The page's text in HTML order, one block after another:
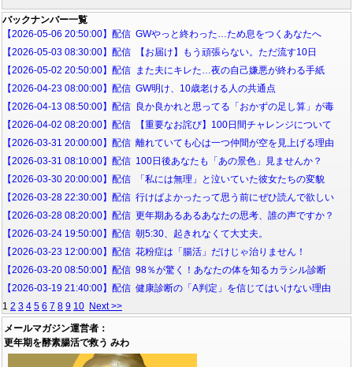
バックナンバー一覧
【2026-05-06 20:50:00】配信 GWやっと終わった…ため息をつくあなたへ
【2026-05-03 08:30:00】配信 【お届け】もう頑張らない。ただ流す10日
【2026-05-02 20:50:00】配信 また夫にキレた…夜の自己嫌悪が終わる手紙
【2026-04-23 08:00:00】配信 GW明け、10歳老ける人の共通点
【2026-04-13 08:50:00】配信 良か良かれと思ってる「おかずの足し算」が毒
【2026-04-02 08:20:00】配信 【重要なお詫び】100日間チャレンジについて
【2026-03-31 20:00:00】配信 離れていても心は一つ仲間が空を見上げる理由
【2026-03-31 08:10:00】配信 100日後あなたも「あの景色」見ませんか？
【2026-03-30 20:00:00】配信 「私には無理」と泣いていた彼女たちの変貌
【2026-03-28 22:30:00】配信 行けばよかったって思う前にぜひ読んで欲しい
【2026-03-28 08:20:00】配信 更年期あるあるあなたの思考、誰の声ですか？
【2026-03-24 19:50:00】配信 朝5:30、起きれなくて大丈夫。
【2026-03-23 12:00:00】配信 花粉症は「腸活」だけじゃ治りません！
【2026-03-20 08:50:00】配信 98％が驚く！あなたの体を知るカラシル診断
【2026-03-19 21:40:00】配信 健康診断の「A判定」を信じてはいけない理由
1 2 3 4 5 6 7 8 9 10 Next >>
メールマガジン運営者：
更年期を酵素腸活で救う みわ